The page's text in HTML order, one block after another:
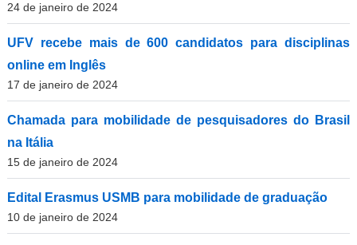
24 de janeiro de 2024
UFV recebe mais de 600 candidatos para disciplinas
online em Inglês
17 de janeiro de 2024
Chamada para mobilidade de pesquisadores do Brasil
na Itália
15 de janeiro de 2024
Edital Erasmus USMB para mobilidade de graduação
10 de janeiro de 2024